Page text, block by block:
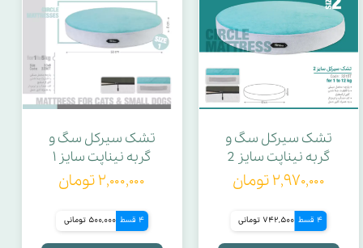
تشک سیرکل سگ و
گربه نیناپت سایز 2
۲,۹۷۰,۰۰۰ تومان
4 قسط 742,500 تومانی
تشک سیرکل سگ و
گربه نیناپت سایز ۱
۲,۰۰۰,۰۰۰ تومان
4 قسط 500,000 تومانی